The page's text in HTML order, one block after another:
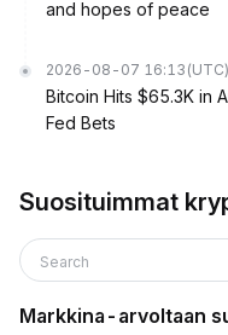
and hopes of peace
2026-08-07 16:13 (UTC)
Bitcoin Hits $65.3K in
Fed Bets
Suosituimmat
Search
Markkina-arvoltaan